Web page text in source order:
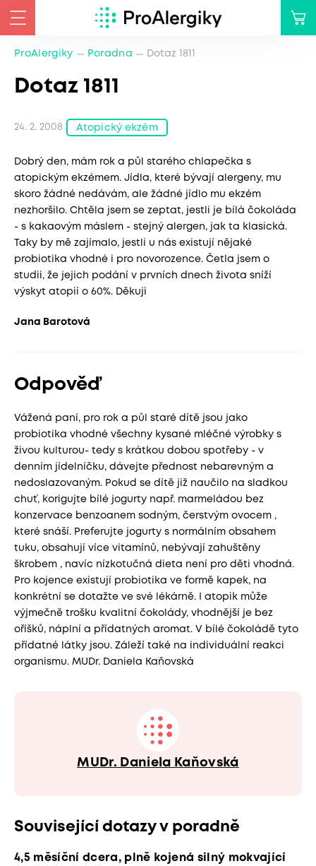
ProAlergiky Poradna Dotaz 1811
Dotaz 1811
24. 2. 2008 Atopický ekzém
Dobrý den, mám rok a půl starého chlapečka s
atopickým ekzémem. Jídla, které bývají alergeny, mu
skoro žádné nedávám, ale žádné jídlo mu ekzém
nezhoršilo. Chtěla jsem se zeptat, jestli je bílá čokoláda
- s kakaovým máslem - stejný alergen, jak ta klasická.
Taky by mě zajímalo, jestli u nás existují nějaké
probiotika vhodné i pro novorozence. Četla jsem o
studii, že jejich podání v prvních dnech života sníží
výskyt atopií o 60%. Děkuji
Jana Barotová
Odpověď
Vážená paní, pro rok a půl staré dítě jsou jako
probiotika vhodné všechny kysané mléčné výrobky s
živou kulturou- tedy s krátkou dobou spotřeby - v
denním jídelníčku, dávejte přednost nebarevným a
nedoslazovaným. Pokud se dítě již naučilo na sladkou
chuť, korigujte bílé jogurty např. marmeládou bez
konzervace benzoanem sodným, čerstvým ovocem ,
které snáší. Preferujte jogurty s normálním obsahem
tuku, obsahují více vitamínů, nebývají zahuštěny
škrobem , navíc nízkotučná dieta není pro děti vhodná.
Pro kojence existují probiotika ve formě kapek, na
konkrétní se dotažte ve své lékárně. I atopik může
výjmečně trošku kvalitní čokolády, vhodnější je bez
oříšků, náplní a přídatných aromat. V bílé čokoládě tyto
přídatné látky jsou. Záleží také na individuální reakci
organismu. MUDr. Daniela Kaňovská
MUDr. Daniela Kaňovská
Související dotazy v poradně
4,5 měsíční dcera, plně kojená silný mokvající